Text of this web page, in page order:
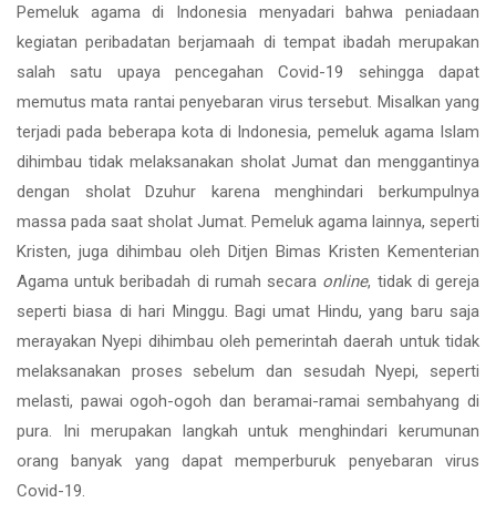
Pemeluk agama di Indonesia menyadari bahwa peniadaan
kegiatan peribadatan berjamaah di tempat ibadah merupakan
salah satu upaya pencegahan Covid-19 sehingga dapat
memutus mata rantai penyebaran virus tersebut. Misalkan yang
terjadi pada beberapa kota di Indonesia, pemeluk agama Islam
dihimbau tidak melaksanakan sholat Jumat dan menggantinya
dengan sholat Dzuhur karena menghindari berkumpulnya
massa pada saat sholat Jumat. Pemeluk agama lainnya, seperti
Kristen, juga dihimbau oleh Ditjen Bimas Kristen Kementerian
Agama untuk beribadah di rumah secara online, tidak di gereja
seperti biasa di hari Minggu. Bagi umat Hindu, yang baru saja
merayakan Nyepi dihimbau oleh pemerintah daerah untuk tidak
melaksanakan proses sebelum dan sesudah Nyepi, seperti
melasti, pawai ogoh-ogoh dan beramai-ramai sembahyang di
pura. Ini merupakan langkah untuk menghindari kerumunan
orang banyak yang dapat memperburuk penyebaran virus
Covid-19.